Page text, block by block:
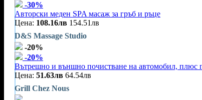
-30%
Авторски меден SPA масаж за гръб и ръце
Цена: 108.16лв 154.51лв
D&S Massage Studio
-20%
-20%
Вътрешно и външно почистване на автомобил, плюс
Цена: 51.63лв 64.54лв
Grill Chez Nous